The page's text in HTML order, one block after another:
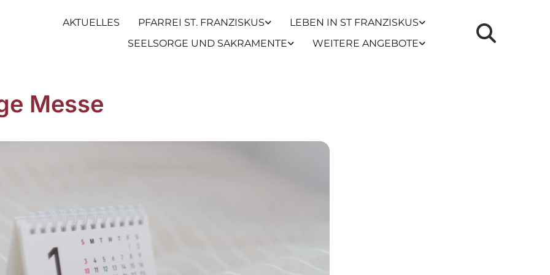
AKTUELLES PFARREI ST. FRANZISKUS
LEBEN IN ST FRANZISKUS
SEELSORGE UND SAKRAMENTE
WEITERE ANGEBOTE
Messe